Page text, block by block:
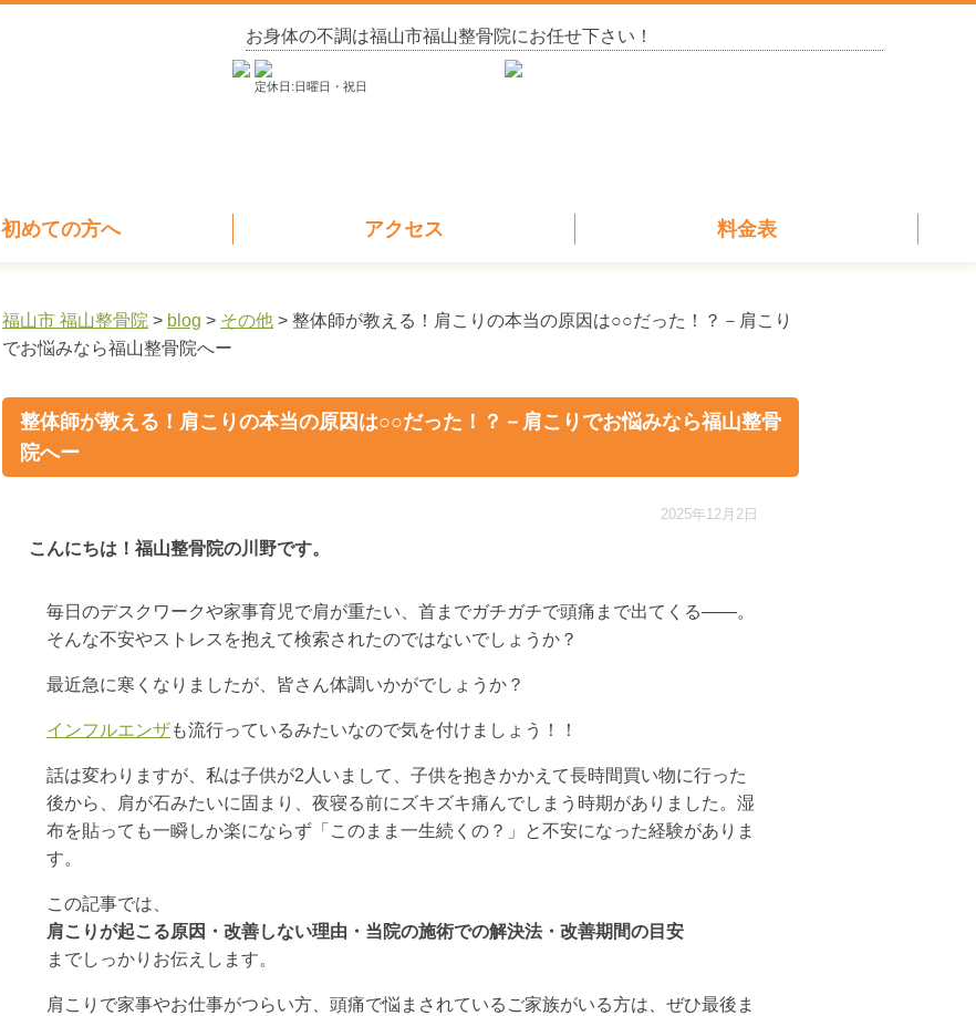
お身体の不調は福山市福山整骨院にお任せ下さい！
定休日:日曜日・祝日
初めての方へ アクセス 料金表
福山市 福山整骨院 > blog > その他 > 整体師が教える！肩こりの本当の原因は○○だった！？－肩こり
でお悩みなら福山整骨院へー
整体師が教える！肩こりの本当の原因は○○だった！？－肩こりでお悩みなら福山整骨
院へー
2025年12月2日
こんにちは！福山整骨院の川野です。
毎日のデスクワークや家事育児で肩が重たい、首までガチガチで頭痛まで出てくる——。
そんな不安やストレスを抱えて検索されたのではないでしょうか？
最近急に寒くなりましたが、皆さん体調いかがでしょうか？
インフルエンザも流行っているみたいなので気を付けましょう！！
話は変わりますが、私は子供が2人いまして、子供を抱きかかえて長時間買い物に行った
後から、肩が石みたいに固まり、夜寝る前にズキズキ痛んでしまう時期がありました。湿
布を貼っても一瞬しか楽にならず「このまま一生続くの？」と不安になった経験がありま
す。
この記事では、
肩こりが起こる原因・改善しない理由・当院の施術での解決法・改善期間の目安
までしっかりお伝えします。
肩こりで家事やお仕事がつらい方、頭痛で悩まされているご家族がいる方は、ぜひ最後ま